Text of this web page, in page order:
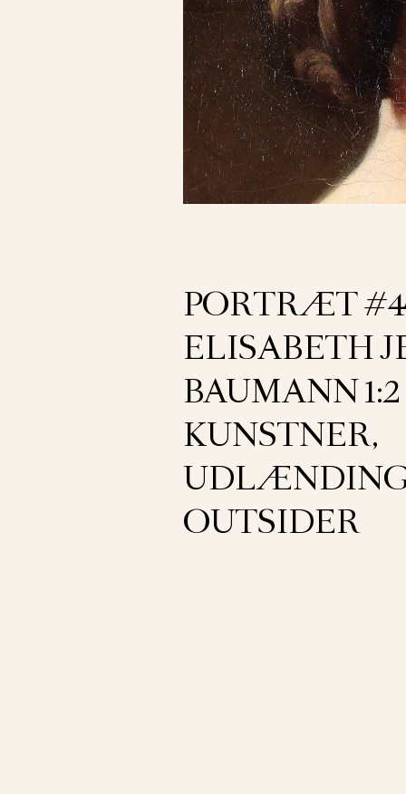
PORTRÆT
ELISABETH
BAUMANN
KUNSTNER,
OUTSIDER